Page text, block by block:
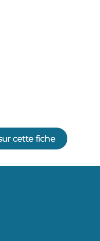
cette fiche